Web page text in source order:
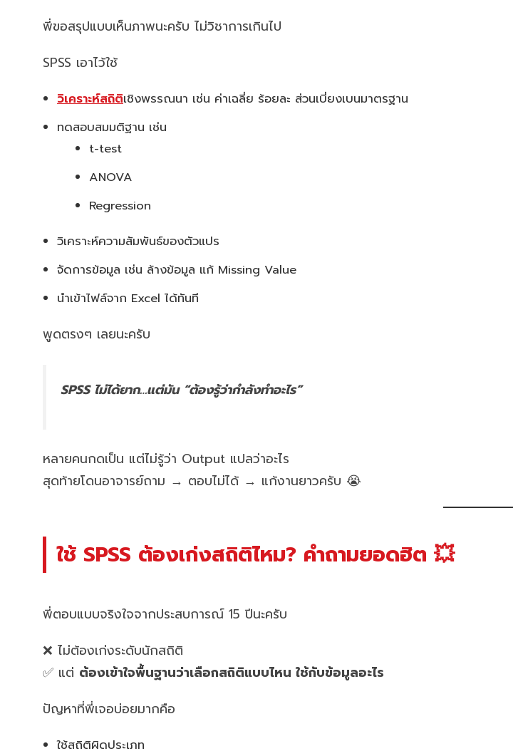
พี่ขอสรุปแบบเห็นภาพนะครับ ไม่วิชาการเกินไป
SPSS เอาไว้ใช้
วิเคราะห์สถิติเชิงพรรณนา เช่น ค่าเฉลี่ย ร้อยละ ส่วนเบี่ยงเบนมาตรฐาน
ทดสอบสมมติฐาน เช่น
t-test
ANOVA
Regression
วิเคราะห์ความสัมพันธ์ของตัวแปร
จัดการข้อมูล เช่น ล้างข้อมูล แก้ Missing Value
นำเข้าไฟล์จาก Excel ได้ทันที
พูดตรงๆ เลยนะครับ
SPSS ไม่ได้ยาก…แต่มัน “ต้องรู้ว่ากำลังทำอะไร”
หลายคนกดเป็น แต่ไม่รู้ว่า Output แปลว่าอะไร
สุดท้ายโดนอาจารย์ถาม → ตอบไม่ได้ → แก้งานยาวครับ 😭
ใช้ SPSS ต้องเก่งสถิติไหม? คำถามยอดฮิต 💥
พี่ตอบแบบจริงใจจากประสบการณ์ 15 ปีนะครับ
❌ ไม่ต้องเก่งระดับนักสถิติ
✅ แต่ ต้องเข้าใจพื้นฐานว่าเลือกสถิติแบบไหน ใช้กับข้อมูลอะไร
ปัญหาที่พี่เจอบ่อยมากคือ
ใช้สถิติผิดประเภท